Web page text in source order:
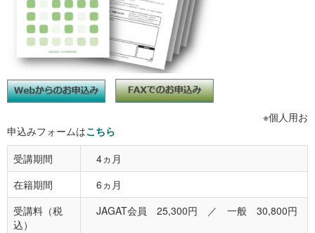
※個人用お
申込みフォームはこちら
受講期間
4ヵ月
在籍期間
6ヵ月
受講料（税
込）
JAGAT会員 25,300円 ／ 一般 30,800円